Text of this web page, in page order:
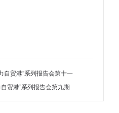
自贸港”系列报告会第十一
贸港”系列报告会第九期